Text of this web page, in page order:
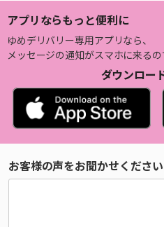
アプリならもっと便利に
ゆめデリバリー専用アプリなら、
メッセージの通知がスマホに来るの
ダウンロー
お客様の声をお聞かせください